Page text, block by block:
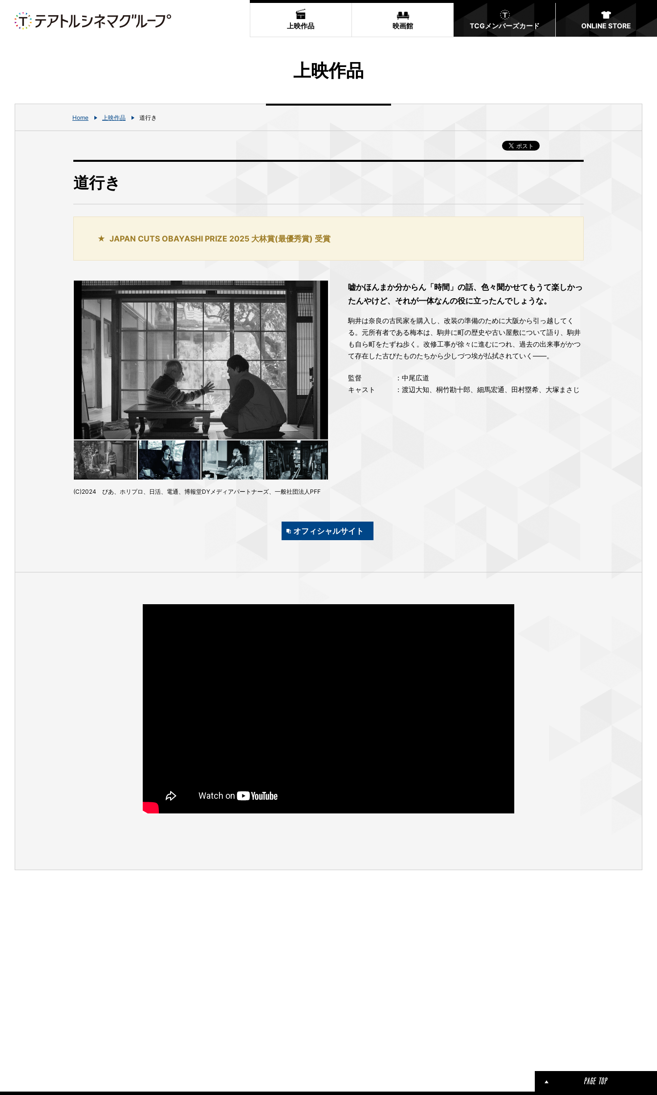
上映作品 映画館 TCGメンバーズカード ONLINE STORE
上映作品
Home 上映作品 道行き
道行き
JAPAN CUTS OBAYASHI PRIZE 2025 大林賞(最優秀賞) 受賞
(C)2024 ぴあ、ホリプロ、日活、電通、博報堂DYメディアパートナーズ、一般社団法人PFF
嘘かほんまか分からん「時間」の話、色々聞かせてもうて楽しかっ
たんやけど、それが一体なんの役に立ったんでしょうな。
駒井は奈良の古民家を購入し、改装の準備のために大阪から引っ越してく
る。元所有者である梅本は、駒井に町の歴史や古い屋敷について語り、駒井
も自ら町をたずね歩く。改修工事が徐々に進むにつれ、過去の出来事がかつ
て存在した古びたものたちから少しづつ埃が払拭されていく――。
監督
：中尾広道
キャスト
：渡辺大知、桐竹勘十郎、細馬宏通、田村塁希、大塚まさじ
オフィシャルサイト